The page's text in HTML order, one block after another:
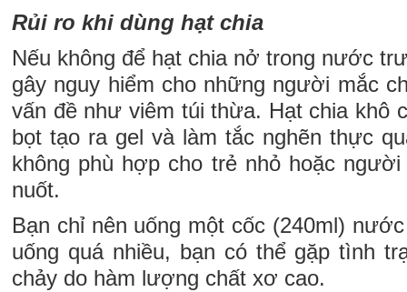
Rủi ro khi dùng hạt chia
Nếu không để hạt chia nở trong nước
gây nguy hiểm cho những người mắc
vấn đề như viêm túi thừa. Hạt chia khô
bọt tạo ra gel và làm tắc nghẽn thực
không phù hợp cho trẻ nhỏ hoặc
nuốt.
Bạn chỉ nên uống một cốc (240ml)
uống quá nhiều, bạn có thể gặp tình
chảy do hàm lượng chất xơ cao.